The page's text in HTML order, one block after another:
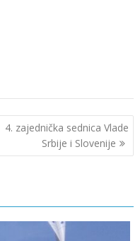
4. zajednička sednica Vlade
Srbije i Slovenije